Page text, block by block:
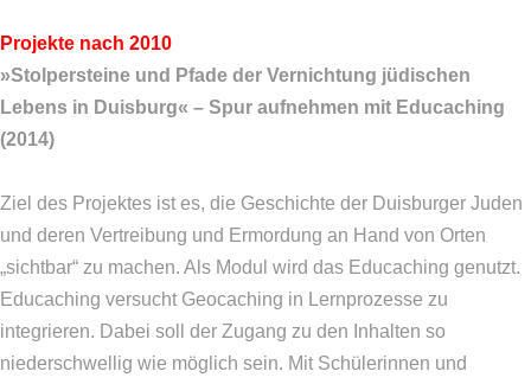
Projekte nach 2010
»Stolpersteine und Pfade der Vernichtung jüdischen
Lebens in Duisburg« – Spur aufnehmen mit Educaching
(2014)
Ziel des Projektes ist es, die Geschichte der Duisburger Juden
und deren Vertreibung und Ermordung an Hand von Orten
„sichtbar“ zu machen. Als Modul wird das Educaching genutzt.
Educaching versucht Geocaching in Lernprozesse zu
integrieren. Dabei soll der Zugang zu den Inhalten so
niederschwellig wie möglich sein. Mit Schülerinnen und